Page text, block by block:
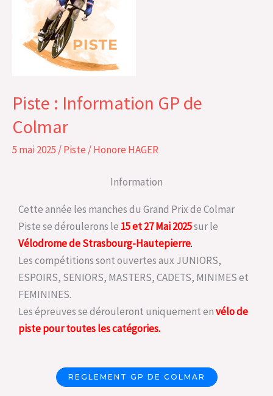
Piste : Information GP de
Colmar
5 mai 2025 /Piste /Honore HAGER
Information
Cette année les manches du Grand Prix de Colmar
Piste se déroulerons le 15 et 27 Mai 2025sur le
Vélodrome de Strasbourg-Hautepierre.
Les compétitions sont ouvertes aux JUNIORS,
ESPOIRS, SENIORS, MASTERS, CADETS, MINIMES et
FEMININES.
Les épreuves se dérouleront uniquement envélo de
piste pour toutes les catégories.
REGLEMENT GP DE COLMAR
Information
de
Colmar